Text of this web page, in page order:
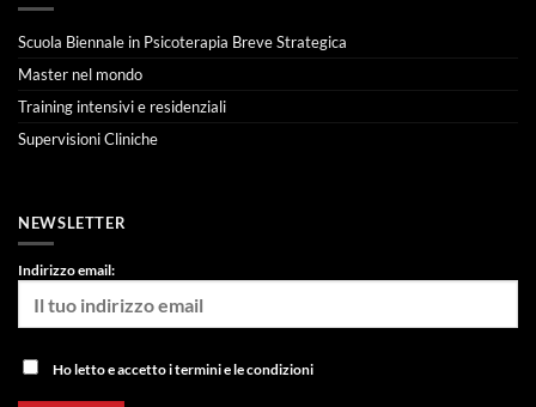
Scuola Biennale in Psicoterapia Breve Strategica
Master nel mondo
Training intensivi e residenziali
Supervisioni Cliniche
NEWSLETTER
Indirizzo email:
Ho letto e accetto i termini e le condizioni